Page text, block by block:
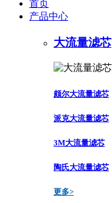
首页
产品中心
大流量滤芯
颇尔大流量滤芯
派克大流量滤芯
3M大流量滤芯
陶氏大流量滤芯
更多>